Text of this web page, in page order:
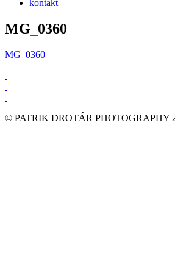
kontakt
MG_0360
MG_0360
© PATRIK DROTÁR PHOTOGRAPHY